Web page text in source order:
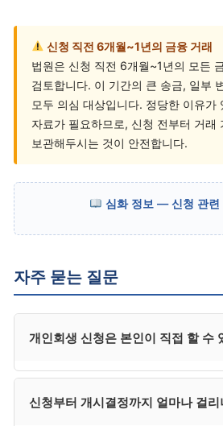
신청 직전 6개월~1년의 금융 거래
법원은 신청 직전 6개월~1년의 모든
검토합니다. 이 기간의 큰 송금, 일부
모두 의심 대상입니다. 정당한 이유가
자료가 필요하므로, 신청 전부터 거래
보관해두시는 것이 안전합니다.
심화 정보 — 신청 관련
자주 묻는 질문
개인회생 신청은 본인이 직접 할 수
작성이 매우 복잡해 대부분 대리인
신청부터 개시결정까지 얼마나 걸리